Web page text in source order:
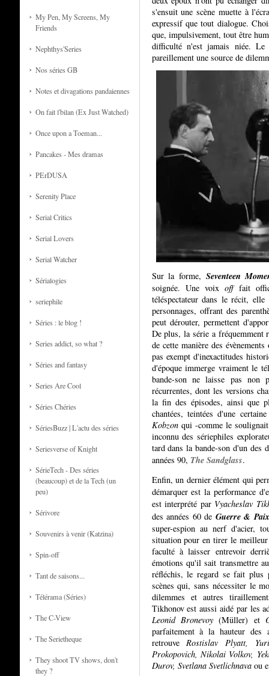
My Pen, My Screens, My
Friends
Nephthys'Series
Nos séries GB
Notes et divagations pandaiennes
On fait l'bilan (Ex Just Watched)
Once upon a Toeman...
Pancakes - Mes dramas
PErDUSA
Serenity Place
Serial Critics
Serial Lovers
Serial Watcher
Sérialogies
seriephile
Séries : le blog !
Series addict, so what ?
Séries and fantasy
Series Are Cool
Séries Chéries
SériesBuzz | L'actu des séries
Seriesverse of Knight
SérieTech - Des séries
(beaucoup) et de la Tech (un
peu)
Sérivore
Souvenirs à venir (Katzina)
Spin-off
Tant de saisons...
Télérama (Séries)
The C-View
The Serietheque
They shoot TV shows, don't
they ?
s'ensuit une scène muette à
expressif que tout dialogue.
que, impulsivement, tout être
difficulté n'est jamais niée.
pareillement une source de
Sur la forme, Seventeen
soignée. Une voix offfait
téléspectateur dans le récit,
personnages, offrant des
peut dérouter, permettent
De plus, la série a fréquemment
de cette manière des
pas exempt d'inexactitudes
d'époque immerge vraiment le
bande-son ne laisse pas non
récurrentes, dont les versions
la fin des épisodes, ainsi que
chantées, teintées d'une
Kobzonqui -comme le soulignait
inconnu des sériephiles
tard dans la bande-son d'un des
années 90, The Sandglass.
Enfin, un dernier élément qui
démarquer est la performance
est interprété par Vyacheslav
des années 60 de Guerre & Paix
super-espion au nerf d'acier,
situation pour en tirer le
faculté à laisser entrevoir
émotions qu'il sait transmettre
réfléchis, le regard se fait plus
scènes qui, sans nécessiter le
dilemmes et autres
Tikhonov est aussi aidé par les
Leonid Bronevoy(Müller) et
parfaitement à la hauteur des
retrouveRostislav Plyatt,
Prokopovich, Nikolai Volkov,
Durov, Svetlana Svetlichnavaou